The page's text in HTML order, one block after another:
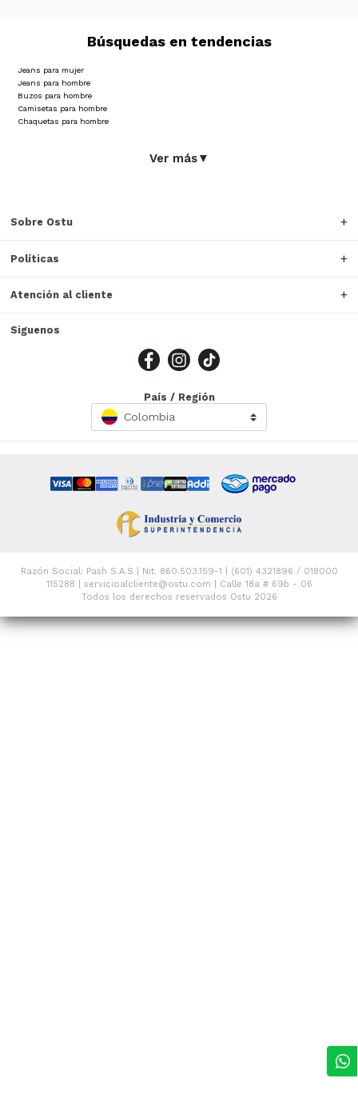
Búsquedas en tendencias
Jeans para mujer
Jeans para hombre
Buzos para hombre
Camisetas para hombre
Chaquetas para hombre
Ver más▼
Sobre Ostu
Políticas
Atención al cliente
Siguenos
País / Región
Colombia
Razón Social: Pash S.A.S | Nit. 860.503.159-1 | (601) 4321896 / 018000
115288 | servicioalcliente@ostu.com | Calle 18a # 69b - 06
Todos los derechos reservados Ostu 2026